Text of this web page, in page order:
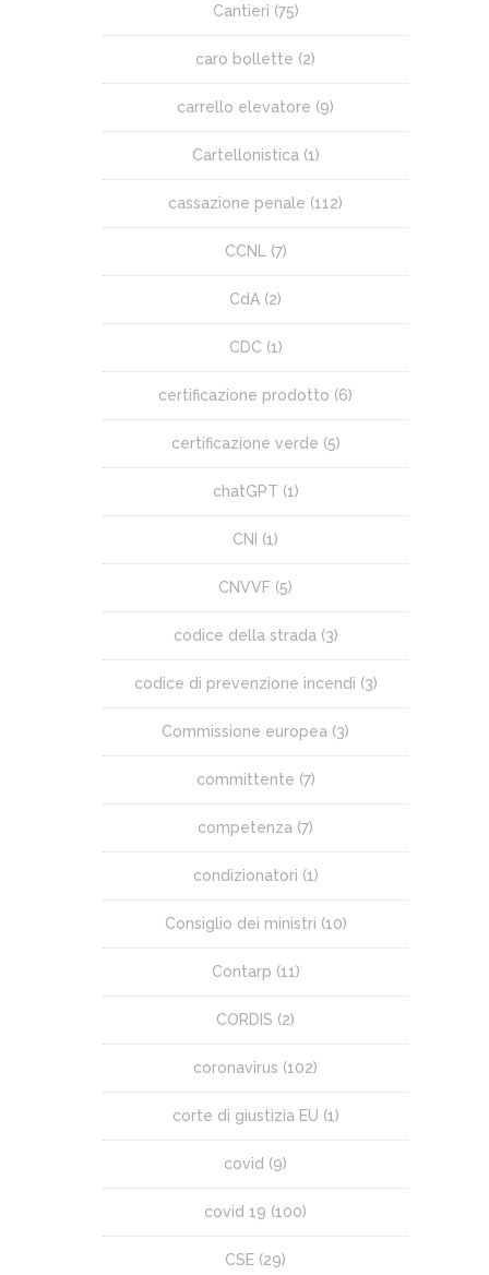
Cantieri (75)
caro bollette (2)
carrello elevatore (9)
Cartellonistica (1)
cassazione penale (112)
CCNL (7)
CdA (2)
CDC (1)
certificazione prodotto (6)
certificazione verde (5)
chatGPT (1)
CNI (1)
CNVVF (5)
codice della strada (3)
codice di prevenzione incendi (3)
Commissione europea (3)
committente (7)
competenza (7)
condizionatori (1)
Consiglio dei ministri (10)
Contarp (11)
CORDIS (2)
coronavirus (102)
corte di giustizia EU (1)
covid (9)
covid 19 (100)
CSE (29)